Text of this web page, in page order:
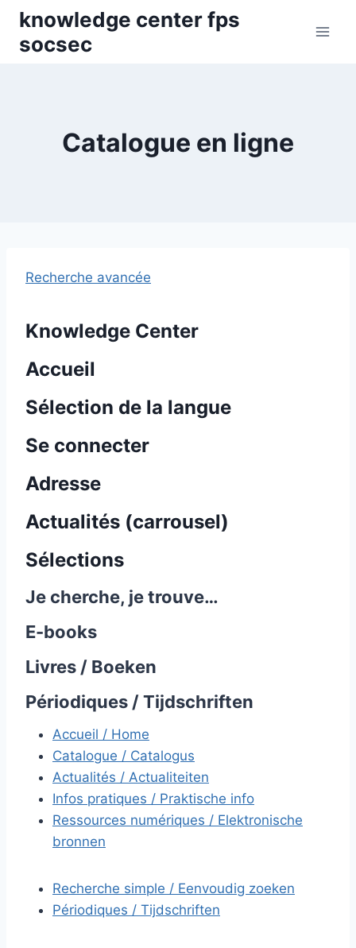
Skip
content
knowledge center fps
socsec
Catalogue en ligne
Recherche avancée
Knowledge Center
Accueil
Sélection de la langue
Se connecter
Adresse
Actualités (carrousel)
Sélections
Je cherche, je trouve…
E-books
Livres / Boeken
Périodiques / Tijdschriften
Accueil / Home
Catalogue / Catalogus
Actualités / Actualiteiten
Infos pratiques / Praktische info
Ressources numériques / Elektronische
bronnen
Recherche simple / Eenvoudig zoeken
Périodiques / Tijdschriften